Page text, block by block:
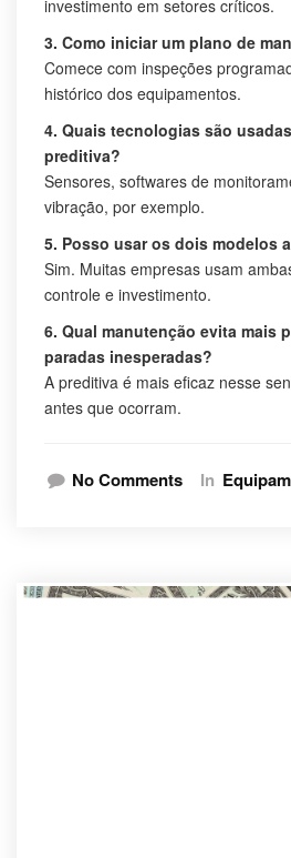
investimento em setores críticos.
3. Como iniciar um plano de
Comece com inspeções
histórico dos equipamentos.
4. Quais tecnologias são
preditiva?
Sensores, softwares de
vibração, por exemplo.
5. Posso usar os dois modelos
Sim. Muitas empresas usam
controle e investimento.
6. Qual manutenção evita mais
paradas inesperadas?
A preditiva é mais eficaz nesse
antes que ocorram.
No Comments In